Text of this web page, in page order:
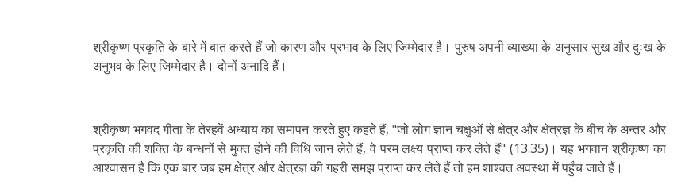
श्रीकृष्ण प्रकृति के बारे में बात करते हैं जो कारण और प्रभाव के लिए जिम्मेदार है। पुरुष अपनी व्याख्या के अनुसार सुख और दुःख के
अनुभव के लिए जिम्मेदार है। दोनों अनादि हैं।
श्रीकृष्ण भगवद गीता के तेरहवें अध्याय का समापन करते हुए कहते हैं, "जो लोग ज्ञान चक्षुओं से क्षेत्र और क्षेत्रज्ञ के बीच के अन्तर और
प्रकृति की शक्ति के बन्धनों से मुक्त होने की विधि जान लेते हैं, वे परम लक्ष्य प्राप्त कर लेते हैं" (13.35)। यह भगवान श्रीकृष्ण का
आश्वासन है कि एक बार जब हम क्षेत्र और क्षेत्रज्ञ की गहरी समझ प्राप्त कर लेते हैं तो हम शाश्वत अवस्था में पहुँच जाते हैं।